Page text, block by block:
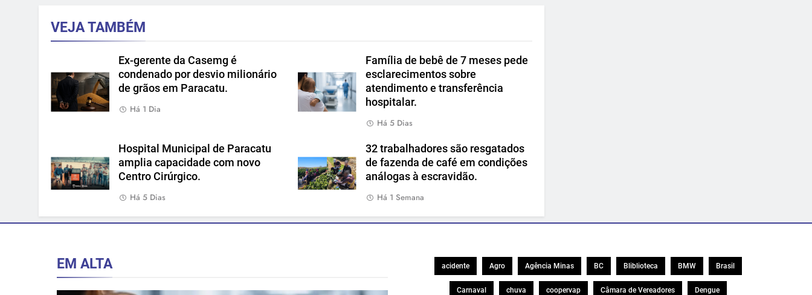
VEJA TAMBÉM
Ex-gerente da Casemg é
condenado por desvio milionário
de grãos em Paracatu.
Há 1 Dia
Família de bebê de 7 meses pede
esclarecimentos sobre
atendimento e transferência
hospitalar.
Há 5 Dias
Hospital Municipal de Paracatu
amplia capacidade com novo
Centro Cirúrgico.
Há 5 Dias
32 trabalhadores são resgatados
de fazenda de café em condições
análogas à escravidão.
Há 1 Semana
EM ALTA acidente Agro Agência Minas BC Bliblioteca BMW Brasil
Carnaval chuva coopervap Câmara de Vereadores Dengue